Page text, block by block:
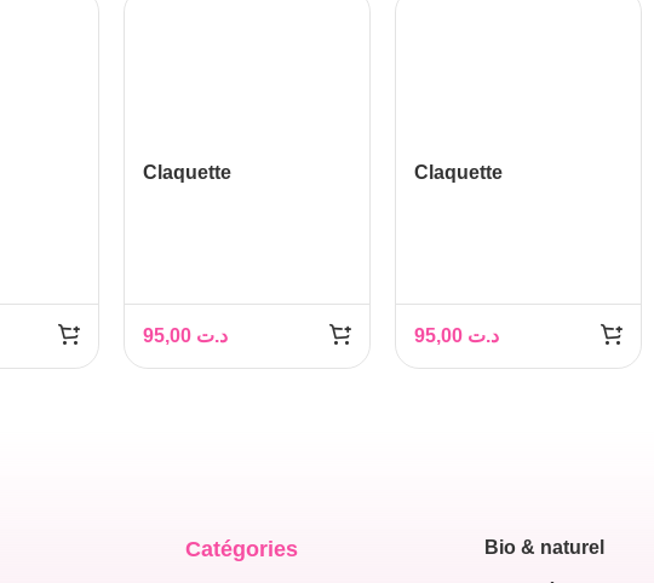
Claquette
د.ت
Claquette
د.ت
Catégories Bio & naturel